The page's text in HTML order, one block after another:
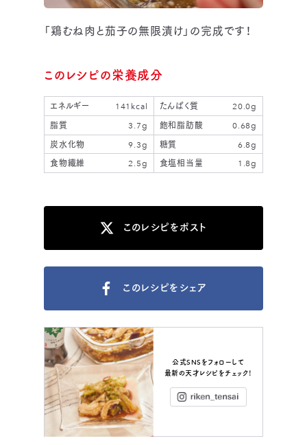
「鶏むね肉と茄子の無限漬け」の完成です！
このレシピの栄養成分
エネルギー 141kcal たんぱく質
20.0g
脂質
3.7g 飽和脂肪酸
0.68g
炭水化物
9.3g 糖質
6.8g
食物繊維
2.5g 食塩相当量 1.8g
このレシピをポスト
このレシピをシェア
公式SNSをフォローして
最新の天才レシピをチェック！